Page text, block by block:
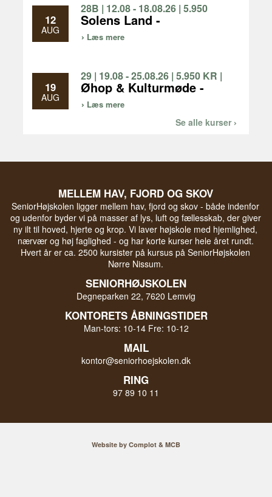
12
AUG
28B | 12.08 - 18.08.26 | 5.950
KR | 1 UGE
Solens Land -
Bronzealderens
forunderlige verden
Læs mere
19
AUG
29 | 19.08 - 25.08.26 | 5.950 KR |
1 UGE
Øhop & Kulturmøde -
oplev natur og kultur på
Limfjordsøerne og i
Nationalpark Thy
Læs mere
Se alle kurser
MELLEM HAV, FJORD OG SKOV
SeniorHøjskolen ligger mellem hav, fjord og skov - både indenfor
og udenfor byder vi på masser af lys, luft og fællesskab, der giver
ny ilt til hoved, hjerte og krop. Vi laver højskole med hjemlighed,
nærvær og høj faglighed - og har korte kurser hele året rundt.
Hvert år er ca. 2500 kursister på kursus på SeniorHøjskolen
Nørre Nissum.
SENIORHØJSKOLEN
Degneparken 22, 7620 Lemvig
KONTORETS ÅBNINGSTIDER
Man-tors: 10-14 Fre: 10-12
MAIL
kontor@seniorhoejskolen.dk
RING
97 89 10 11
Website by Complot & MCB